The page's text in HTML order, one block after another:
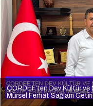
ÇORDEF’ten Dev Kültür ve
Mürsel Ferhat Sağlam